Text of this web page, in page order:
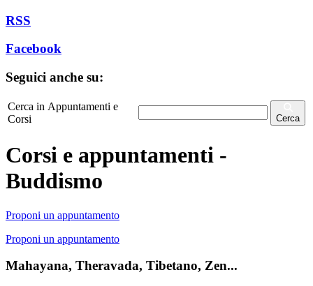
RSS
Facebook
Seguici anche su:
Cerca in Appuntamenti e
Corsi
Cerca
Corsi e appuntamenti -
Buddismo
Proponi un appuntamento
Proponi un appuntamento
Mahayana, Theravada, Tibetano, Zen...